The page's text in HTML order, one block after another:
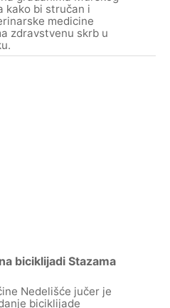
kako bi stručan i
medicine
zdravstvenu skrb u
biciklijadi Stazama
Nedelišće jučer je
biciklijade